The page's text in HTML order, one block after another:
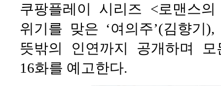
쿠팡플레이 시리즈 <로맨스
위기를 맞은 ‘여의주’(김향기
뜻밖의 인연까지 공개하며
16화를 예고한다.